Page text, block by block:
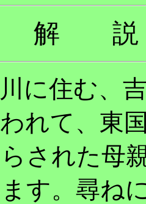
解 説
に住む、
れて、東
された母
す。尋ね